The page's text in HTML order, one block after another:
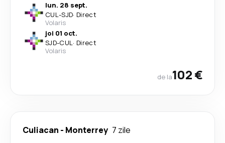
lun. 28 sept.
CUL-SJD· Direct
Volaris
joi 01 oct.
SJD-CUL· Direct
Volaris
de la102 €
Culiacan - Monterrey 7 zile